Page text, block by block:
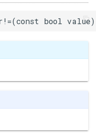
bool value)